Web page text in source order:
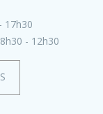
17h30
- 12h30